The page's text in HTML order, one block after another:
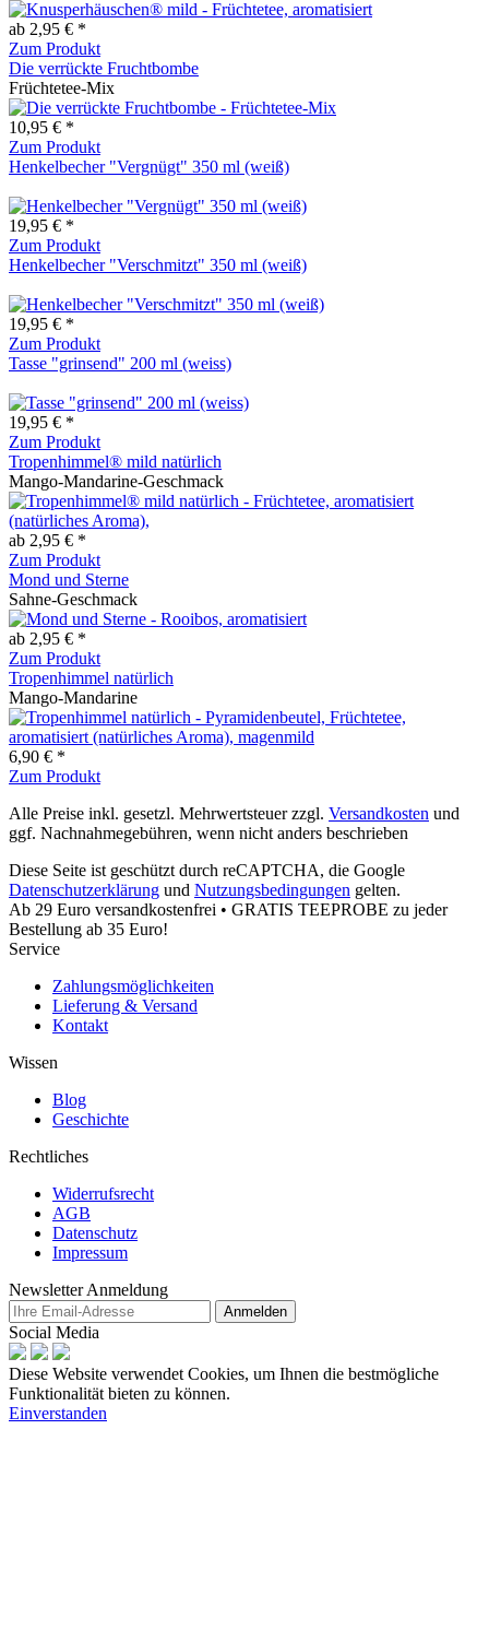
ab 2,95 € *
Zum Produkt
Die verrückte Fruchtbombe
Früchtetee-Mix
10,95 € *
Zum Produkt
Henkelbecher "Vergnügt" 350 ml (weiß)
19,95 € *
Zum Produkt
Henkelbecher "Verschmitzt" 350 ml (weiß)
19,95 € *
Zum Produkt
Tasse "grinsend" 200 ml (weiss)
19,95 € *
Zum Produkt
Tropenhimmel® mild natürlich
Mango-Mandarine-Geschmack
ab 2,95 € *
Zum Produkt
Mond und Sterne
Sahne-Geschmack
ab 2,95 € *
Zum Produkt
Tropenhimmel natürlich
Mango-Mandarine
6,90 € *
Zum Produkt
Alle Preise inkl. gesetzl. Mehrwertsteuer zzgl. Versandkosten und
ggf. Nachnahmegebühren, wenn nicht anders beschrieben
Diese Seite ist geschützt durch reCAPTCHA, die Google
Datenschutzerklärung und Nutzungsbedingungen gelten.
Ab 29 Euro versandkostenfrei • GRATIS TEEPROBE zu jeder
Bestellung ab 35 Euro!
Service
Zahlungsmöglichkeiten
Lieferung & Versand
Kontakt
Wissen
Blog
Geschichte
Rechtliches
Widerrufsrecht
AGB
Datenschutz
Impressum
Newsletter Anmeldung
Anmelden
Social Media
Diese Website verwendet Cookies, um Ihnen die bestmögliche
Funktionalität bieten zu können.
Einverstanden